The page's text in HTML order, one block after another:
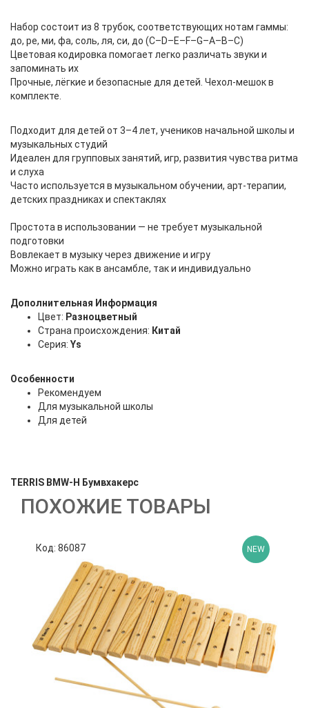
Набор состоит из 8 трубок, соответствующих нотам гаммы:
до, ре, ми, фа, соль, ля, си, до (C–D–E–F–G–A–B–C)
Цветовая кодировка помогает легко различать звуки и
запоминать их
Прочные, лёгкие и безопасные для детей. Чехол-мешок в
комплекте.
Подходит для детей от 3–4 лет, учеников начальной школы и
музыкальных студий
Идеален для групповых занятий, игр, развития чувства ритма
и слуха
Часто используется в музыкальном обучении, арт-терапии,
детских праздниках и спектаклях
Простота в использовании — не требует музыкальной
подготовки
Вовлекает в музыку через движение и игру
Можно играть как в ансамбле, так и индивидуально
Дополнительная Информация
Цвет: Разноцветный
Страна происхождения: Китай
Серия: Ys
Особенности
Рекомендуем
Для музыкальной школы
Для детей
TERRIS BMW-H Бумвхакерс
ПОХОЖИЕ ТОВАРЫ
Код: 86087 NEW